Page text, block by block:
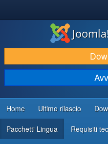
SCARICA & ESTENDI
SCOPRI & IMPARA
COMUNITÀ & SUPPORTO
RISORSE PER SVILUPPATORI
Home Ultimo rilascio
Pacchetti Lingua Requisiti